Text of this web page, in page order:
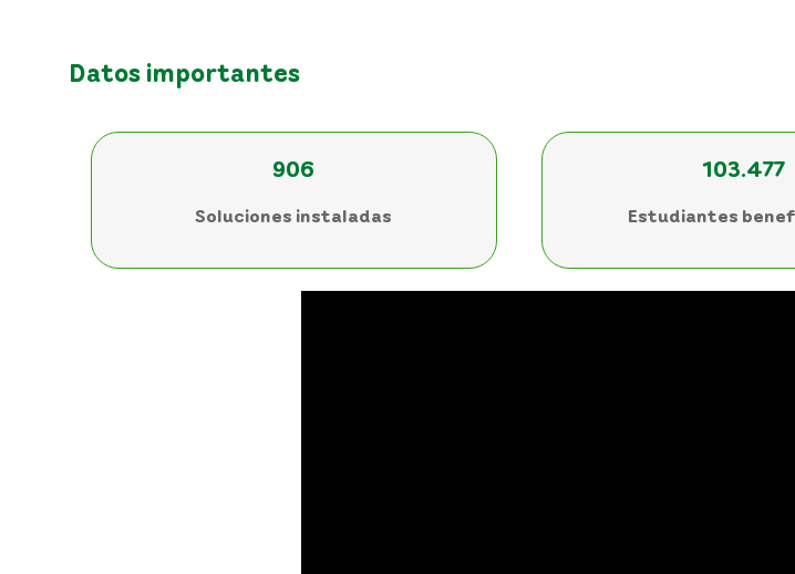
Datos importantes
906
Soluciones instaladas
103.477
Estudiantes